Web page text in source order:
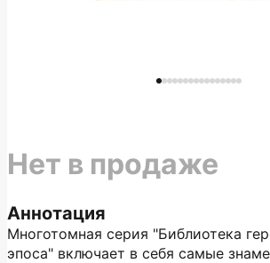
Аннотация
Многотомная серия "Библиотека
эпоса" включает в себя самые
Нет в продаже